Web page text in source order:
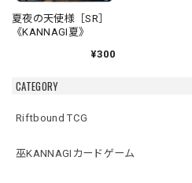
CATEGORY
Riftbound TCG
巫KANNAGIカードゲーム
夏夜の天使様［SR］
《KANNAGI夏》
¥300